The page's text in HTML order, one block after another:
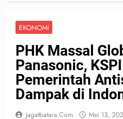
EKONOMI
PHK Massal
Panasonic,
Pemerintah
Dampak di
Jagatbatara.com Mei 13,